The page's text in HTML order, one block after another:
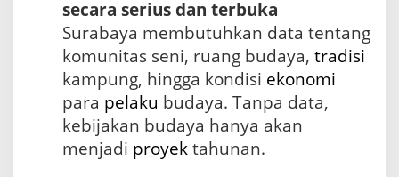
secara serius dan terbuka
Surabaya membutuhkan data tentang
komunitas seni, ruang budaya, tradisi
kampung, hingga kondisi ekonomi
para pelaku budaya. Tanpa data,
kebijakan budaya hanya akan
menjadi proyektahunan.